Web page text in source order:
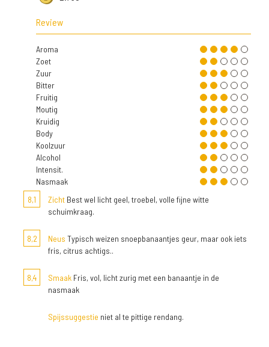
Review
Aroma
Zoet
Zuur
Bitter
Fruitig
Moutig
Kruidig
Body
Koolzuur
Alcohol
Intensit.
Nasmaak
8,1
Zicht Best wel licht geel, troebel, volle fijne witte
schuimkraag.
8,2 Neus Typisch weizen snoepbanaantjes geur, maar ook iets
fris, citrus achtigs..
8,4 Smaak Fris, vol, licht zurig met een banaantje in de
nasmaak
Spijssuggestie niet al te pittige rendang.